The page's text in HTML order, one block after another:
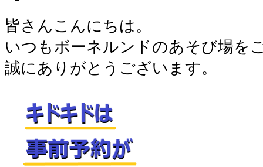
皆さんこんにちは。
いつもボーネルンドのあそび場を
誠にありがとうございます。